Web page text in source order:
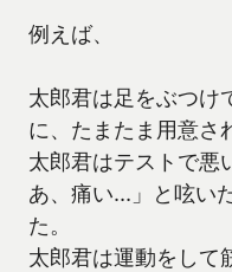
例えば、
太郎君は足をぶつけ
に、たまたま用意さ
太郎君はテストで悪
あ、痛い…」と呟い
た。
太郎君は運動をして